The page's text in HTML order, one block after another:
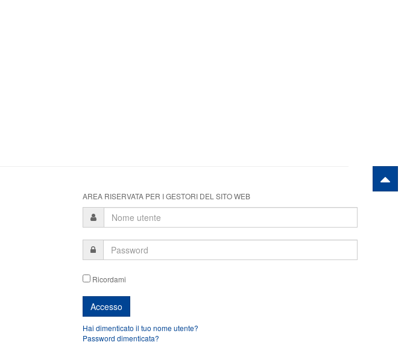
AREA RISERVATA PER I GESTORI DEL SITO WEB
Ricordami
Hai dimenticato il tuo nome utente?
Password dimenticata?